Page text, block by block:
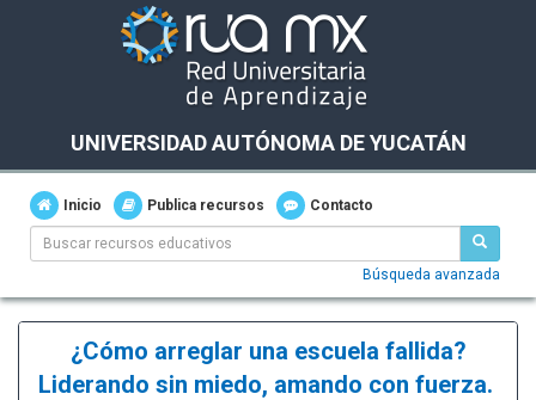
UNIVERSIDAD AUTÓNOMA DE YUCATÁN
Inicio Publica recursos Contacto
Búsqueda avanzada
¿Cómo arreglar una escuela fallida?
Liderando sin miedo, amando con fuerza.